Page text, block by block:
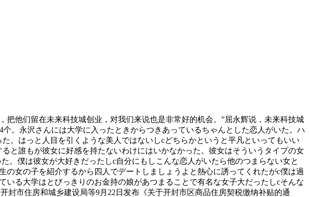
他们留在未来科技城创业，对我们来说也是非常好的机会。”屈永辉说，未来科技城
。永沢さんには大学に入ったときからつきあっているちゃんとした恋人がいた。ハ
。はっと人目を引くような美人ではないしcどちらかというと平凡といってもいい
と誰もが彼女に好感を持たないわけにはいかなかった。彼女はそういうタイプの女
。僕は彼女が大好きだったしc自分にもしこんな恋人がいたら他のつまらない女と
女の子を紹介するから四人でデートしましょうよと熱心に誘ってくれたがc僕は過
る大学はとびっきりのお金持の娘があつまることで有名な女子大だったしcそんな
市住房和城乡建设局等9月22日发布《关于开封市区商品住房契税缴纳补贴的通